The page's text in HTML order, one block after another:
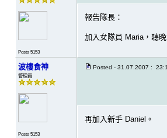
Posts 5153
報告隊長：
加入女隊員 Maria，聽
波樓食神
管理員
Posts 5153
Posted - 31.07.2007 :
再加入新手 Daniel。